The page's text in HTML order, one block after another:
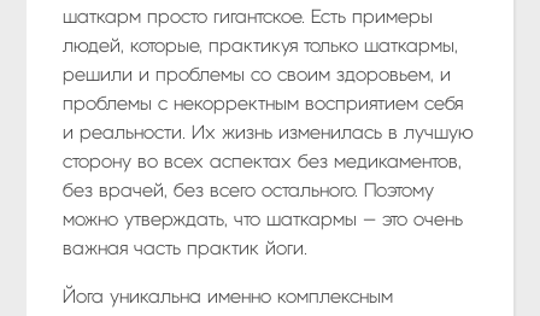
шаткарм просто гигантское. Есть примеры
людей, которые, практикуя только шаткармы,
решили и проблемы со своим здоровьем, и
проблемы с некорректным восприятием себя
и реальности. Их жизнь изменилась в лучшую
сторону во всех аспектах без медикаментов,
без врачей, без всего остального. Поэтому
можно утверждать, что шаткармы — это очень
важная часть практик йоги.
Йога уникальна именно комплексным